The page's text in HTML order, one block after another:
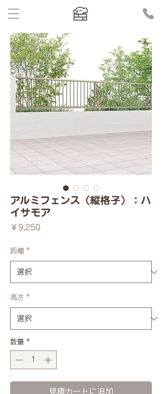
アルミフェンス（縦格子）：ハ
イサモア
￥9,250
距離 *
高さ *
数量 *
見積カートに追加